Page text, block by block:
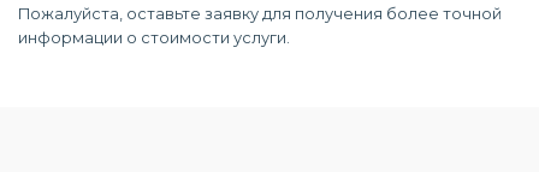
Пожалуйста, оставьте заявку для получения более точной
информации о стоимости услуги.